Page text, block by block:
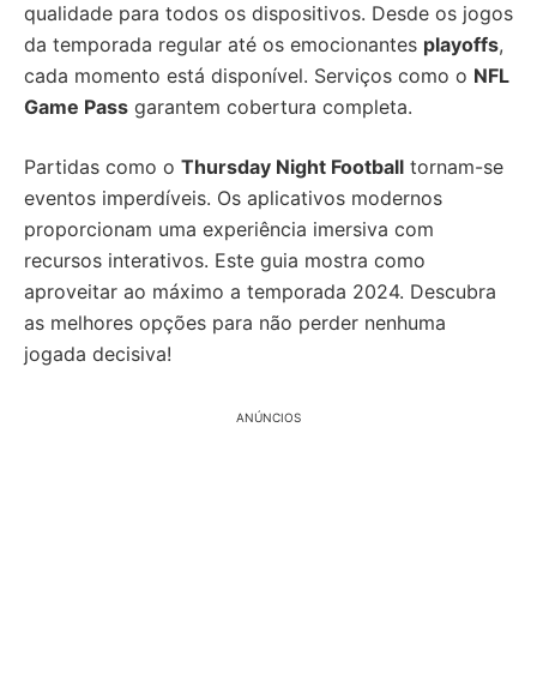
qualidade para todos os dispositivos. Desde os jogos
da temporada regular até os emocionantes playoffs,
cada momento está disponível. Serviços como o NFL
Game Pass garantem cobertura completa.
Partidas como o Thursday Night Football tornam-se
eventos imperdíveis. Os aplicativos modernos
proporcionam uma experiência imersiva com
recursos interativos. Este guia mostra como
aproveitar ao máximo a temporada 2024. Descubra
as melhores opções para não perder nenhuma
jogada decisiva!
ANÚNCIOS